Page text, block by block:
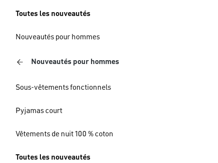
Toutes les nouveautés
Nouveautés pour hommes
Nouveautés pour hommes
Sous-vêtements fonctionnels
Pyjamas court
Vêtements de nuit 100 % coton
Toutes les nouveautés